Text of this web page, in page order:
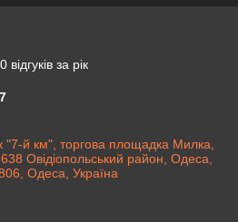
за рік
"7-й км", торгова площадка Милка,
Овідіопольський район, Одеса,
Одеса, Україна